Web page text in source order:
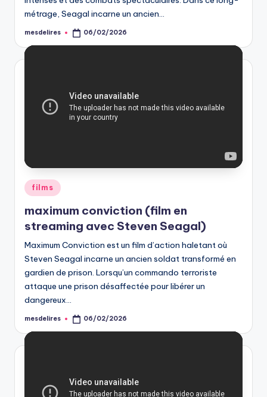
métrage, Seagal incarne un ancien…
Posted
mesdelires 06/02/2026
Posted
in
films
maximum conviction (film en
streaming avec Steven Seagal)
Maximum Conviction est un film d’action haletant où
Steven Seagal incarne un ancien soldat transformé en
gardien de prison. Lorsqu’un commando terroriste
attaque une prison désaffectée pour libérer un
dangereux…
Posted
mesdelires 06/02/2026